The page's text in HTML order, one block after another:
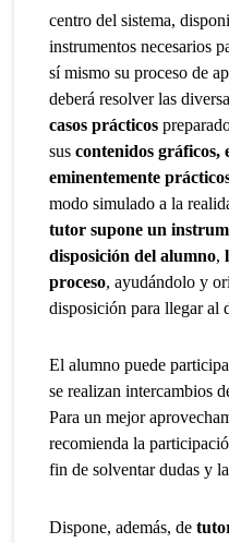
centro del sistema,
instrumentos necesarios
sí mismo su proceso de
deberá resolver las
casos prácticos
suscontenidos gráficos,
eminentemente
modo simulado a la
tutor supone un
disposición del alumno,
proceso, ayudándolo y
disposición para llegar al
El alumno puede
se realizan intercambios
Para un mejor
recomienda la
fin de solventar dudas y
Dispone, además, de